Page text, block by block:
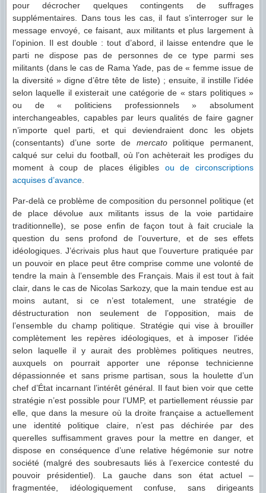
pour décrocher quelques contingents de suffrages
supplémentaires. Dans tous les cas, il faut s’interroger sur le
message envoyé, ce faisant, aux militants et plus largement à
l’opinion. Il est double : tout d’abord, il laisse entendre que le
parti ne dispose pas de personnes de ce type parmi ses
militants (dans le cas de Rama Yade, pas de « femme issue de
la diversité » digne d’être tête de liste) ; ensuite, il instille l’idée
selon laquelle il existerait une catégorie de « stars politiques »
ou de « politiciens professionnels » absolument
interchangeables, capables par leurs qualités de faire gagner
n’importe quel parti, et qui deviendraient donc les objets
(consentants) d’une sorte de mercatopolitique permanent,
calqué sur celui du football, où l’on achèterait les prodiges du
moment à coup de places éligibles ou de circonscriptions
acquises d’avance
Par-delà ce problème de composition du personnel politique (et
de place dévolue aux militants issus de la voie partidaire
traditionnelle), se pose enfin de façon tout à fait cruciale la
question du sens profond de l’ouverture, et de ses effets
idéologiques. J’écrivais plus haut que l’ouverture pratiquée par
un pouvoir en place peut être comprise comme une volonté de
tendre la main à l’ensemble des Français. Mais il est tout à fait
clair, dans le cas de Nicolas Sarkozy, que la main tendue est au
moins autant, si ce n’est totalement, une stratégie de
déstructuration non seulement de l’opposition, mais de
l’ensemble du champ politique. Stratégie qui vise à brouiller
complètement les repères idéologiques, et à imposer l’idée
selon laquelle il y aurait des problèmes politiques neutres,
auxquels on pourrait apporter une réponse technicienne
dépassionnée et sans prisme partisan, sous la houlette d’un
chef d’État incarnant l’intérêt général. Il faut bien voir que cette
stratégie n’est possible pour l’UMP, et partiellement réussie par
elle, que dans la mesure où la droite française a actuellement
une identité politique claire, n’est pas déchirée par des
querelles suffisamment graves pour la mettre en danger, et
dispose en conséquence d’une relative hégémonie sur notre
société (malgré des soubresauts liés à l’exercice contesté du
pouvoir présidentiel). La gauche dans son état actuel –
fragmentée, idéologiquement confuse, sans dirigeants